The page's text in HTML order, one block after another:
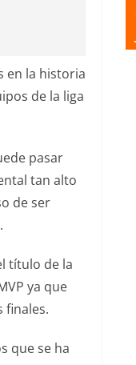
en la historia
de la liga
pasar
tan alto
de ser
título de la
ya que
finales.
que se ha